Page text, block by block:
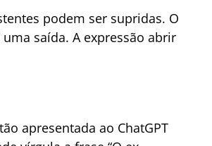
podem ser supridas. O
saída. A expressão abrir
apresentada ao ChatGPT